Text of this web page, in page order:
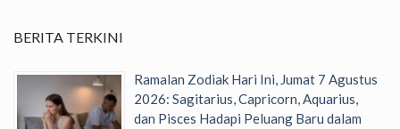
BERITA TERKINI
Ramalan Zodiak Hari Ini, Jumat 7 Agustus
2026: Sagitarius, Capricorn, Aquarius,
dan Pisces Hadapi Peluang Baru dalam